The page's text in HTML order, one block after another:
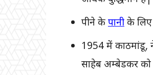
पीने केपानीके लिए
1954 में काठमांडू,
साहेब अम्बेडकर को